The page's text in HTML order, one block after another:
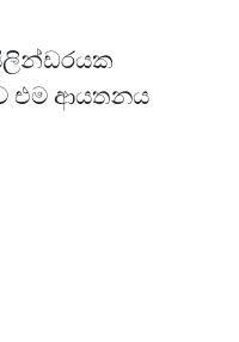
එම ආයතනය